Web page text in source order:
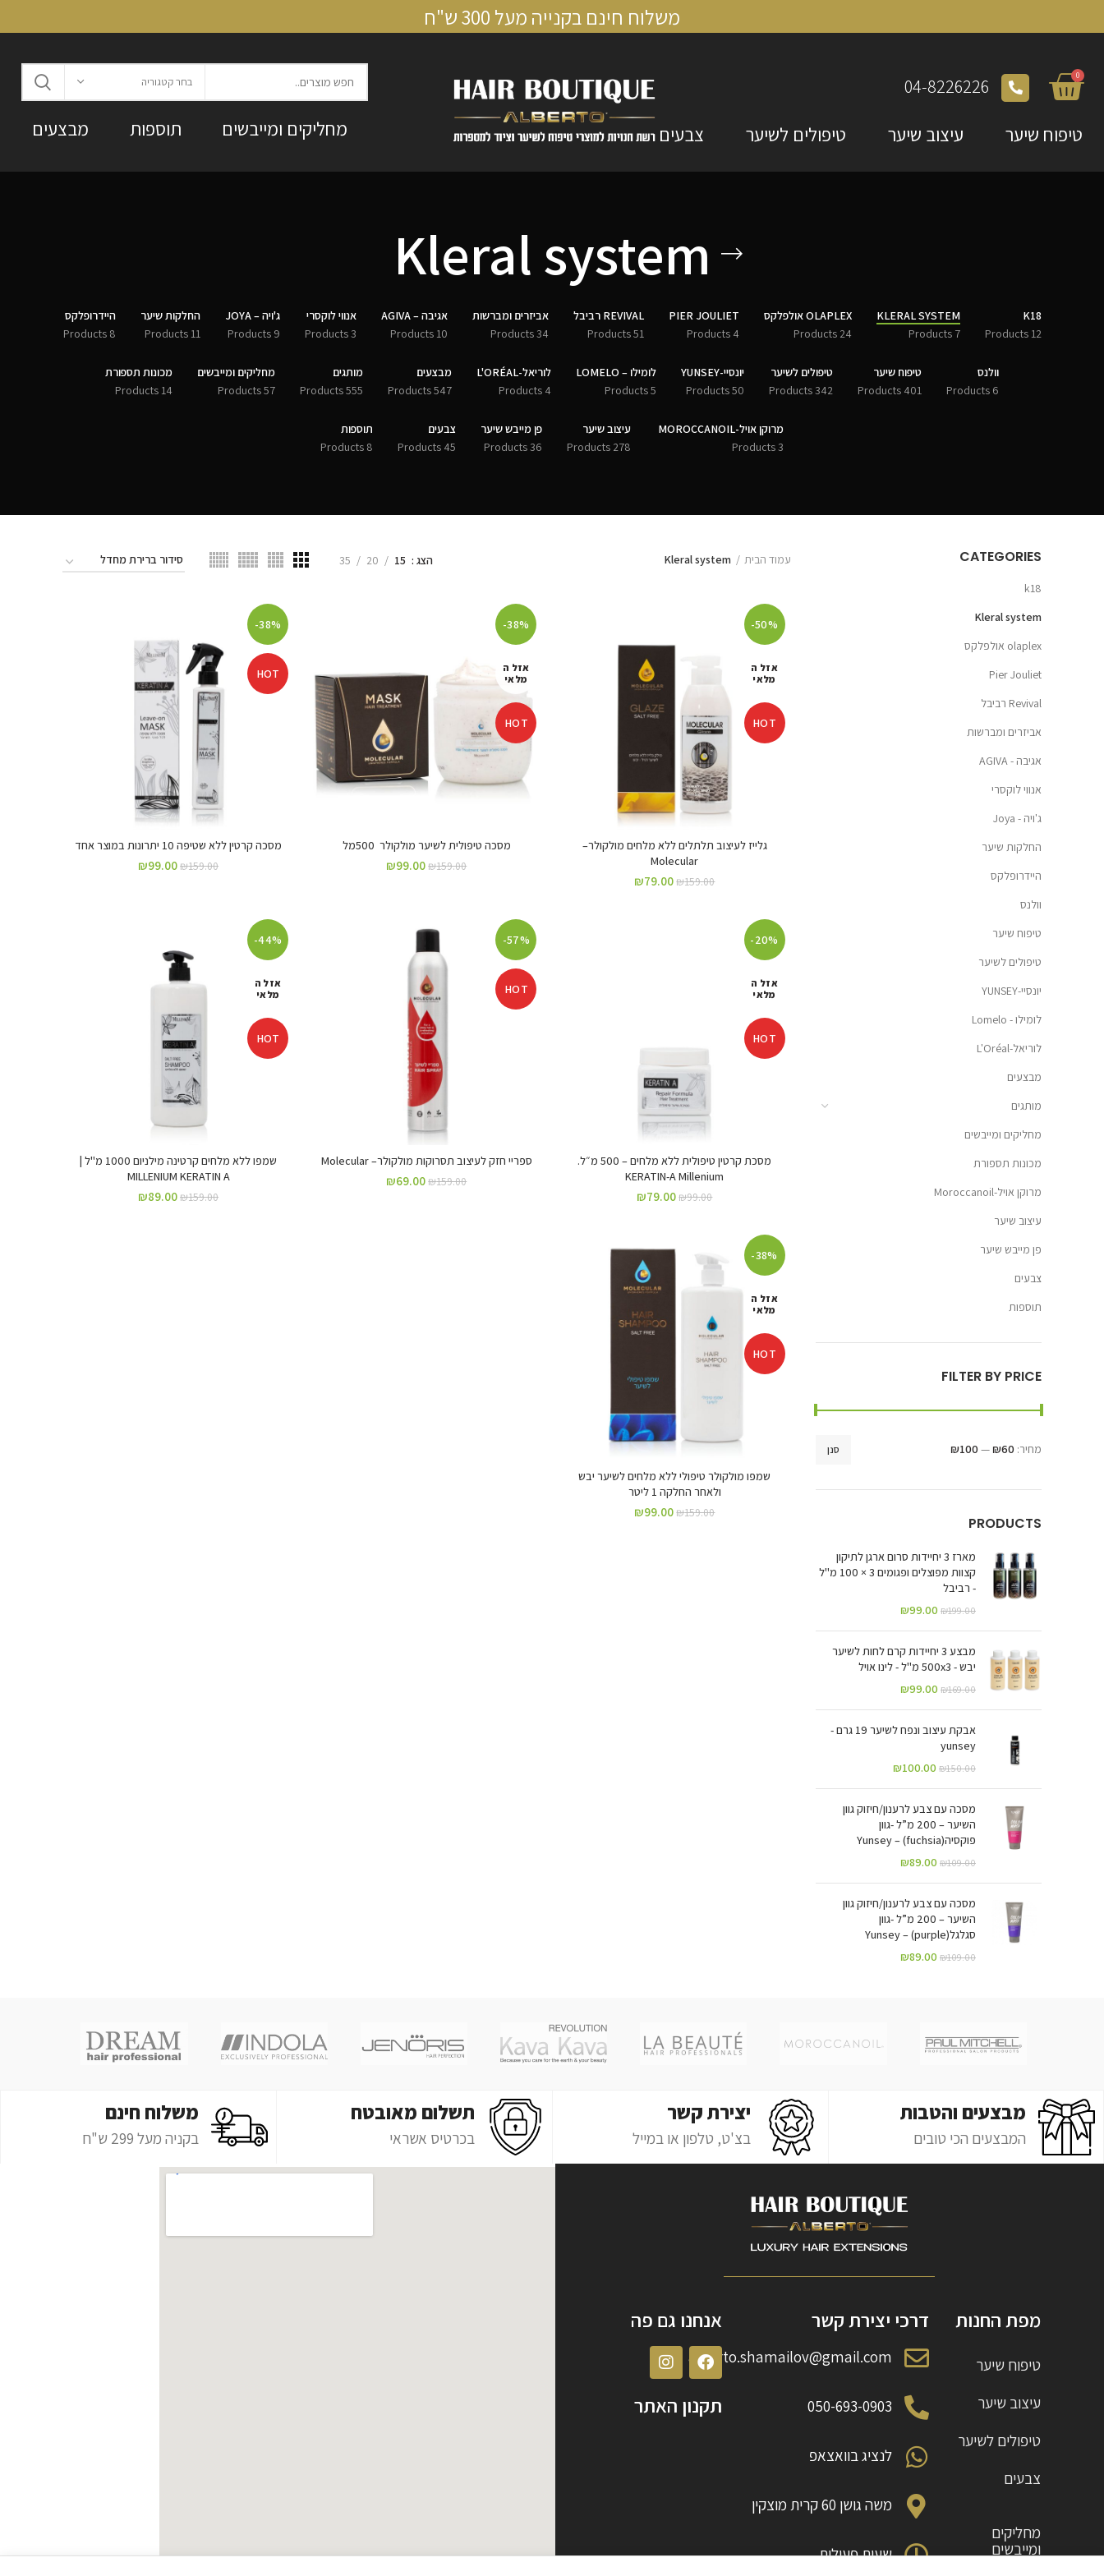
משלוח חינם בקנייה מעל 300 ש"ח
0
04-8226226
טיפוח שיער עיצוב שיער טיפולים לשיער צבעים
בחר קטגוריה
מחליקים ומייבשים תוספות מבצעים
Kleral system
K18
12 Products
KLERAL SYSTEM
7 Products
OLAPLEX אולפלקס
24 Products
PIER JOULIET
4 Products
REVIVAL רביבל
51 Products
אביזרים ומברשות
34 Products
אגיבה – AGIVA
10 Products
אנווי לוקסרי
3 Products
ג'ויה – JOYA
9 Products
החלקות שיער
11 Products
היידרופלקס
8 Products
וולנס
6 Products
טיפוח שיער
401 Products
טיפולים לשיער
342 Products
יונסיי-YUNSEY
50 Products
לומילו – LOMELO
5 Products
לוריאל-L'ORÉAL
4 Products
מבצעים
547 Products
מותגים
555 Products
מחליקים ומייבשים
57 Products
מכונות תספורת
14 Products
מרוקן אויל-MOROCCANOIL
3 Products
עיצוב שיער
278 Products
פן מייבש שיער
36 Products
צבעים
45 Products
תוספות
8 Products
CATEGORIES
k18
Kleral system
olaplex אולפלקס
Pier Jouliet
Revival רביבל
אביזרים ומברשות
אגיבה - AGIVA
אנווי לוקסרי
ג'ויה - Joya
החלקות שיער
היידרופלקס
וולנס
טיפוח שיער
טיפולים לשיער
יונסיי-YUNSEY
לומילו - Lomelo
לוריאל-L'Oréal
מבצעים
מותגים
מחליקים ומייבשים
מכונות תספורת
מרוקן אויל-Moroccanoil
עיצוב שיער
פן מייבש שיער
צבעים
תוספות
FILTER BY PRICE
סנן מחיר: ₪60
—
₪100
PRODUCTS
מארז 3 יחיידות סרום ארגן לתיקון
קצוות מפוצלים ופגומים 3 × 100 מ"ל
- רביבל
₪199.00
₪99.00
מבצע 3 יחיידות קרם לחות לשיער
יבש - 500x3 מ"ל - לינו אויל
₪169.00
₪99.00
אבקת עיצוב ונפח לשיער 19 גרם -
yunsey
₪150.00
₪100.00
מסכה עם צבע לרענון/חיזוק גוון
השיער – 200 מ”ל -גוון
פוקסיה(fuchsia) – Yunsey
₪109.00
₪89.00
מסכה עם צבע לרענון/חיזוק גוון
השיער – 200 מ”ל -גוון
סגלגל(purple) – Yunsey
₪109.00
₪89.00
עמוד הבית Kleral system הצג 15
20
35
-50%
אזל ה
מלאי
HOT
גלייז לעיצוב תלתלים ללא מלחים מולקולר–
Molecular
₪159.00
₪79.00
-38%
אזל ה
מלאי
HOT
מסכה טיפולית לשיער מולקולר 500מל
₪159.00
₪99.00
-38%
HOT
מסכה קרטין ללא שטיפה 10 יתרונות במוצר אחד
₪159.00
₪99.00
-20%
אזל ה
מלאי
HOT
מסכת קרטין טיפולית ללא מלחים – 500 מ״ל.
KERATIN-A Millenium
₪99.00
₪79.00
-57%
HOT
ספריי חזק לעיצוב תסרוקות מולקולר– Molecular
₪159.00
₪69.00
-44%
אזל ה
מלאי
HOT
שמפו ללא מלחים קרטינה מילניום 1000 מ"ל |
MILLENIUM KERATIN A
₪159.00
₪89.00
-38%
אזל ה
מלאי
HOT
שמפו מולקולר טיפולי ללא מלחים לשיער יבש
ולאחר החלקה 1 ליטר
₪159.00
₪99.00
מבצעים והטבות
המבצעים הכי טובים
יצירת קשר
בצ'ט, טלפון או במייל
תשלום מאובטח
בכרטיס אשראי
משלוח חינם
בקניה מעל 299 ש"ח
מפת החנות
טיפוח שיער
עיצוב שיער
טיפולים לשיער
צבעים
מחליקים
ומייבשים
דרכי יצירת קשר
alberto.shamailov@gmail.com
050-693-0903
לנציג בוואצאפ
משה גושן 60 קרית מוצקין
שעות פעילות
אנחנו גם פה
תקנון האתר